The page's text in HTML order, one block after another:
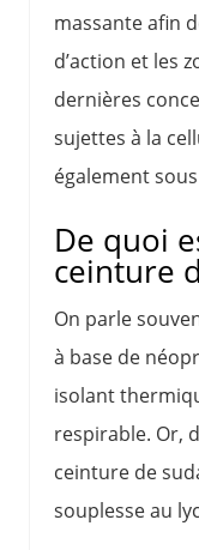
massante afin
d’action et les
dernières
sujettes à la
également
De quoi
ceinture
On parle
à base de
isolant
respirable. Or,
ceinture de
souplesse au